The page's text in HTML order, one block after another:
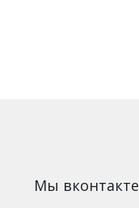
Мы вконтакте